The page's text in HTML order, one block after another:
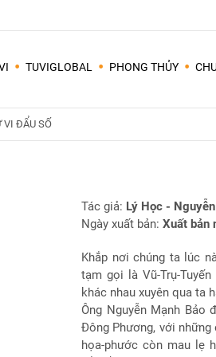
TUVIGLOBAL PHONG THỦY
VI ĐẨU SỐ
Tác giả: Lý Học -
Ngày xuất bản:Xuất bản
Khắp nơi chúng ta lúc
tạm gọi là Vũ-Trụ-
khác nhau xuyên qua ta
Ông Nguyễn Mạnh Bảo
Đông Phương, với những
họa-phước còn mau lẹ